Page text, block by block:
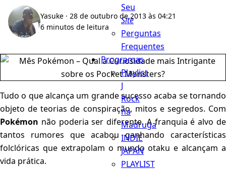
Seu
Site
Perguntas
Frequentes
Programas
Playlist
J
Rock
na
Madruga
INDIE
JAPAN
PLAYLIST
Yasuke · 28 de outubro de 2013 às 04:21
6 minutos de leitura
Tudo o que alcança um grande sucesso acaba se tornando
objeto de teorias de conspiração, mitos e segredos. Com
Pokémon não poderia ser diferente. A franquia é alvo de
tantos rumores que acabou ganhando características
folclóricas que extrapolam o mundo otaku e alcançam a
vida prática.